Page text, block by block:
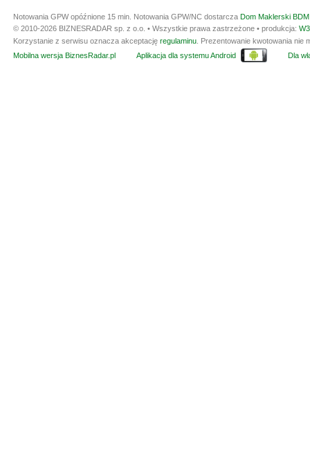
Notowania GPW opóźnione 15 min. Notowania GPW/NC dostarcza Dom Maklerski
© 2010-2026 BIZNESRADAR sp. z o.o. • Wszystkie prawa zastrzeżone • produkcja:
Korzystanie z serwisu oznacza akceptację regulaminu. Prezentowanie kwotowania nie
Mobilna wersja BiznesRadar.pl
Aplikacja dla systemu Android Dla